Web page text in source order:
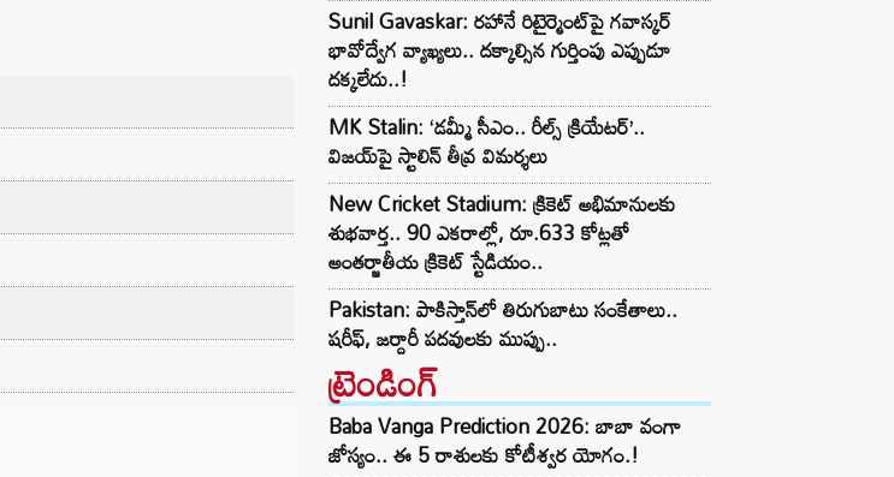
Sunil Gavaskar: రహానే రిటైర్మెంట్‌పై గవాస్కర్
భావోద్వేగ వ్యాఖ్యలు.. దక్కాల్సిన గుర్తింపు ఎప్పుడూ
దక్కలేదు..!
MK Stalin: ‘డమ్మీ సీఎం.. రీల్స్ క్రియేటర్’..
విజయ్‌పై స్టాలిన్ తీవ్ర విమర్శలు
New Cricket Stadium: క్రికెట్ అభిమానులకు
శుభవార్త.. 90 ఎకరాల్లో, రూ.633 కోట్లతో
అంతర్జాతీయ క్రికెట్ స్టేడియం..
Pakistan: పాకిస్తాన్‌లో తిరుగుబాటు సంకేతాలు..
షరీఫ్, జర్దారీ పదవులకు ముప్పు..
ట్రెండింగ్‌
Baba Vanga Prediction 2026: బాబా వంగా
జోస్యం.. ఈ 5 రాశులకు కోటీశ్వర యోగం.!